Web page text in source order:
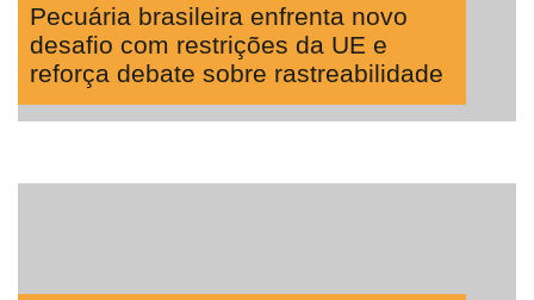
Pecuária brasileira enfrenta novo
desafio com restrições da UE e
reforça debate sobre rastreabilidade